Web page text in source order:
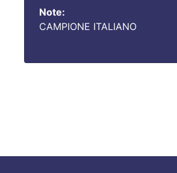
Note:
CAMPIONE ITALIANO